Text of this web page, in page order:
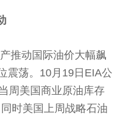
推动国际油价大幅飙
震荡。10月19日EIA公
周美国商业原油库存
时美国上周战略石油